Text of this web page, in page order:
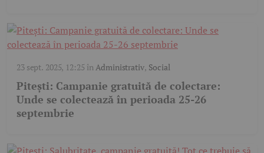
23 sept. 2025, 12:25 în Administrativ, Social
Pitești: Campanie gratuită de colectare:
Unde se colectează în perioada 25-26
septembrie